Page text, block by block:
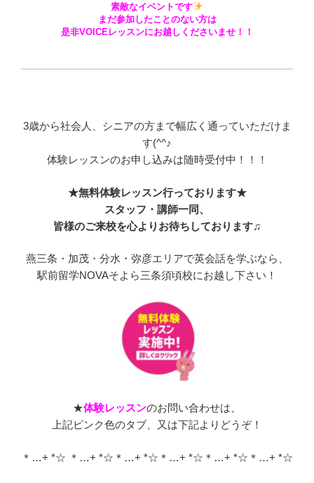
素敵なイベントです
まだ参加したことのない方は
是非VOICEレッスンにお越しくださいませ！！
3歳から社会人、シニアの方まで幅広く通っていただけま
す(^^♪
体験レッスンのお申し込みは随時受付中！！！
★無料体験レッスン行っております★
スタッフ・講師一同、
皆様のご来校を心よりお待ちしております♫
燕三条・加茂・分水・弥彦エリアで英会話を学ぶなら、
駅前留学NOVAそよら三条須頃校にお越し下さい！
★体験レッスンのお問い合わせは、
上記ピンク色のタブ、又は下記よりどうぞ！
＊…+ *☆ ＊…+ *☆＊…+ *☆＊…+ *☆＊…+ *☆＊…+ *☆